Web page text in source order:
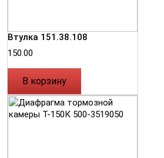
Втулка 151.38.108
150.00
В корзину